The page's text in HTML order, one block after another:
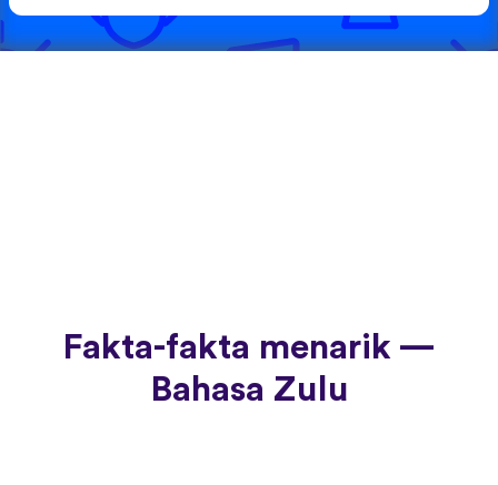
Fakta-fakta menarik —
Bahasa Zulu